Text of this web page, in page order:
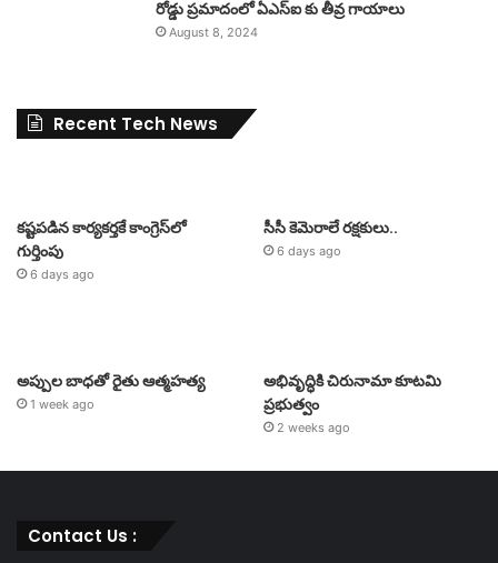
రోడ్డు ప్రమాదంలో ఏఎస్ఐ కు తీవ్ర గాయాలు
August 8, 2024
Recent Tech News
కష్టపడిన కార్యకర్తకే కాంగ్రెస్‌లో
గుర్తింపు
6 days ago
సీసీ కెమెరాలే రక్షకులు..
6 days ago
అప్పుల బాధతో రైతు ఆత్మహత్య
1 week ago
అభివృద్ధికి చిరునామా కూటమి
ప్రభుత్వం
2 weeks ago
Contact Us :